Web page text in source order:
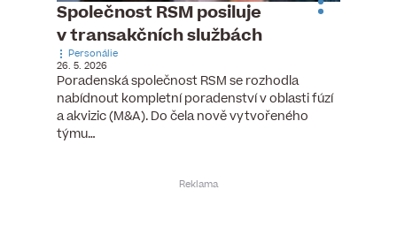
Společnost RSM posiluje
v transakčních službách
Personálie
26. 5. 2026
Poradenská společnost RSM se rozhodla
nabídnout kompletní poradenství v oblasti fúzí
a akvizic (M&A). Do čela nově vytvořeného
týmu…